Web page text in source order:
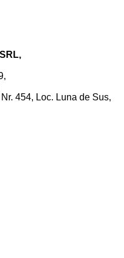
454, Loc. Luna de Sus,